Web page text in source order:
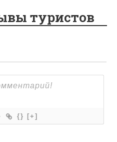
туристов
{} [+]